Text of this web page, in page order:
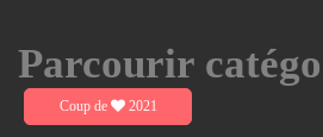
Parcourir
Coup de 2021